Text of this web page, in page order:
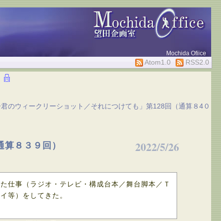
Mochida Ofiice
RSS2.0
Atom1.0
君のウィークリーショット／それにつけても」第128回（通算８4０
８３９回） 2022/5/26
仕事（ラジオ・テレビ・構成台本／舞台脚本／Ｔ
等）をしてきた。